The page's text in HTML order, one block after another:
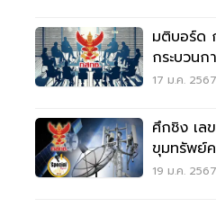
มติบอร์ด
กระบวนก
เลขาธิกา
17 ม.ค.
ศึกชิง เล
ขุมทรัพย์
แสนล้าน
19 ม.ค.